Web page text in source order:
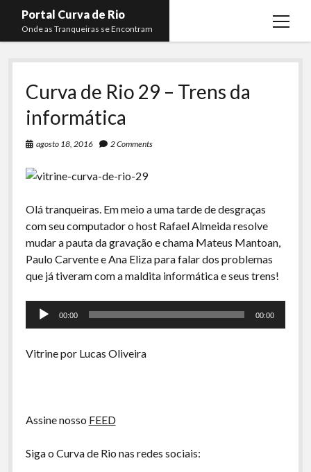
Portal Curva de Rio
Onde as Tranqueiras se Encontram
open
Podcasts open
Curva de Rio
Curva Belas Artes
Curva Classics
Boca do Lixo
Rachão na Beira do RIo
Arquivo CDR
A Ripa É a Lei
Membros open
Almir Ribeiro
Felype Silva
Mateus Mantoan
Rafael Almeida
twitterfacebookinstagram
youtube
Curva de Rio 29 – Trens da
informática
agosto 18, 2016 2 Comments
Olá tranqueiras. Em meio a uma tarde de desgraças
com seu computador o host Rafael Almeida resolve
mudar a pauta da gravação e chama Mateus Mantoan,
Paulo Carvente e Ana Eliza para falar dos problemas
que já tiveram com a maldita informática e seus trens!
Tocador
00:00 00:00
Vitrine por Lucas Oliveira
Assine nosso FEED
Siga o Curva de Rio nas redes sociais: